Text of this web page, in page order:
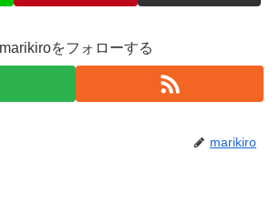
marikiroをフォローする
marikiro